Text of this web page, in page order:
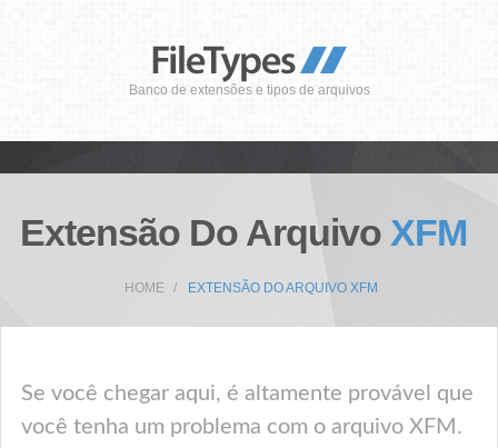
Banco de extensões e tipos de arquivos
Extensão Do Arquivo XFM
HOME EXTENSÃO DO ARQUIVO XFM
Se você chegar aqui, é altamente provável que
você tenha um problema com o arquivo XFM.